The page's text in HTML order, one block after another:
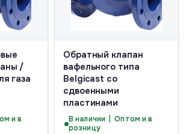
/
газа
и в
Обратный клапан
вафельного типа
Belgicast со
сдвоенными
пластинами
В наличии | Оптом и в
розницу